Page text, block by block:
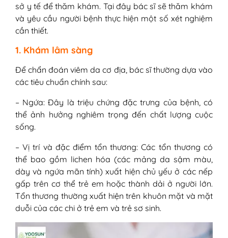
sở y tế để thăm khám. Tại đây bác sĩ sẽ thăm khám
và yêu cầu người bệnh thực hiện một số xét nghiệm
cần thiết.
1. Khám lâm sàng
Để chẩn đoán viêm da cơ địa, bác sĩ thường dựa vào
các tiêu chuẩn chính sau:
– Ngứa: Đây là triệu chứng đặc trưng của bệnh, có
thể ảnh hưởng nghiêm trọng đến chất lượng cuộc
sống.
– Vị trí và đặc điểm tổn thương: Các tổn thương có
thể bao gồm lichen hóa (các mảng da sậm màu,
dày và ngứa mãn tính) xuất hiện chủ yếu ở các nếp
gấp trên cơ thể trẻ em hoặc thành dải ở người lớn.
Tổn thương thường xuất hiện trên khuôn mặt và mặt
duỗi của các chi ở trẻ em và trẻ sơ sinh.